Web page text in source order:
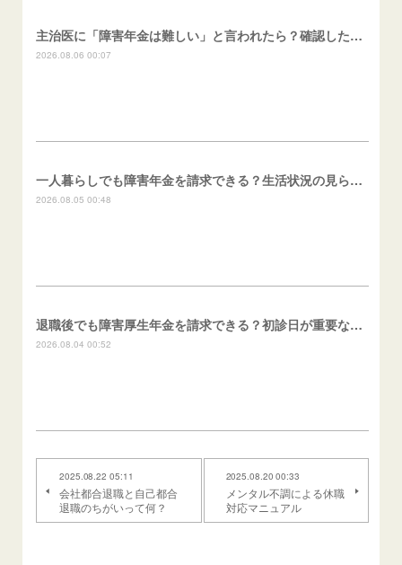
主治医に「障害年金は難しい」と言われたら？確認したいこと
2026.08.06 00:07
一人暮らしでも障害年金を請求できる？生活状況の見られ方
2026.08.05 00:48
退職後でも障害厚生年金を請求できる？初診日が重要な理由
2026.08.04 00:52
2025.08.22 05:11
会社都合退職と自己都合
退職のちがいって何？
2025.08.20 00:33
メンタル不調による休職
対応マニュアル